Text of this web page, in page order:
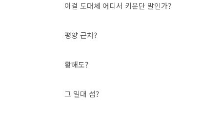
이걸 도대체 어디서 키운단 말인가?
평양 근처?
황해도?
그 일대 섬?